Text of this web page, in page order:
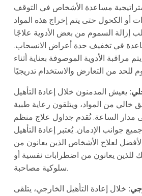
مساعدة الأشخاص في التوقف
أو الكحول حتى يتم إخراج هذه المواد
إزالة السموم من بعض الأدوية علاجًا
في تخفيف حدة أعراض الانسحاب.
مراقبة الأدوية الموصوفة بعناية أثناء
يعيش المدمنون خلال إعادة التأهيل
خالي من المواد، ويتلقون رعاية طبية
الساعة. تُقدم جداول علاج منظم
جوانب الإدمان. يُعتبر إعادة التأهيل
لعلاج الأشخاص الذين يعانون من
للذين يعانون من اضطرابات نفسية أو
سلوكية مصاحبة.
خلال إعادة التأهيل الخارجي، يتلقى